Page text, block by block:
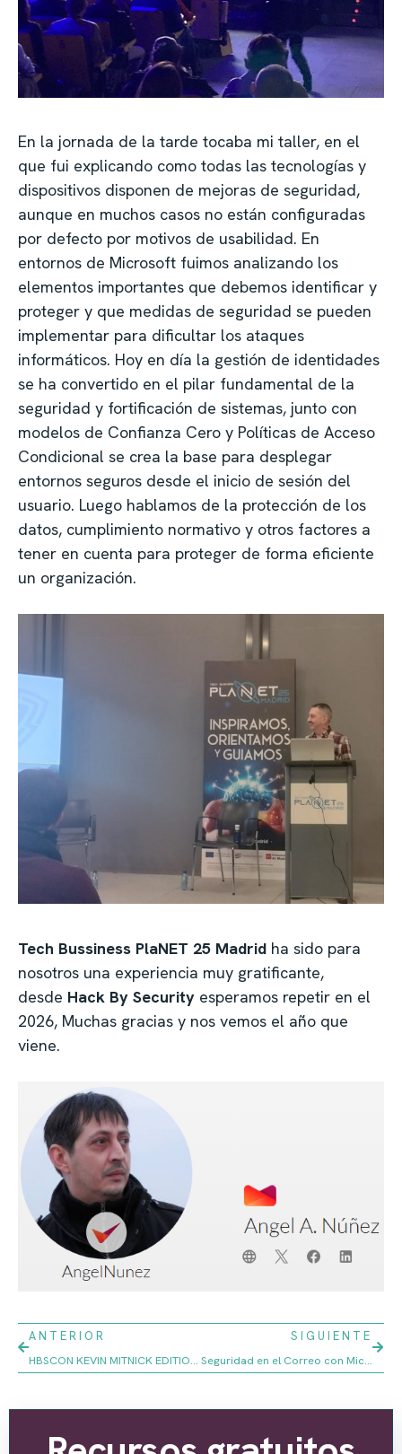
En la jornada de la tarde tocaba mi taller, en el
que fui explicando como todas las tecnologías y
dispositivos disponen de mejoras de seguridad,
aunque en muchos casos no están configuradas
por defecto por motivos de usabilidad. En
entornos de Microsoft fuimos analizando los
elementos importantes que debemos identificar y
proteger y que medidas de seguridad se pueden
implementar para dificultar los ataques
informáticos. Hoy en día la gestión de identidades
se ha convertido en el pilar fundamental de la
seguridad y fortificación de sistemas, junto con
modelos de Confianza Cero y Políticas de Acceso
Condicional se crea la base para desplegar
entornos seguros desde el inicio de sesión del
usuario. Luego hablamos de la protección de los
datos, cumplimiento normativo y otros factores a
tener en cuenta para proteger de forma eficiente
un organización.
Tech Bussiness PlaNET 25 Madrid ha sido para
nosotros una experiencia muy gratificante,
desde Hack By Security esperamos repetir en el
2026, Muchas gracias y nos vemos el año que
viene.
ANTERIOR
HBSCON KEVIN MITNICK EDITION – PARTE 3/3 – SALA TALLERES
SIGUIENTE
Seguridad en el Correo con Microsoft 365